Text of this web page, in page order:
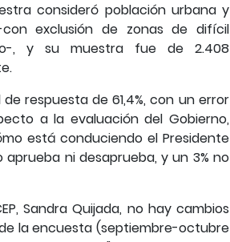
consideró población urbana y
exclusión de zonas de difícil
, y su muestra fue de 2.408
respuesta de 61,4%, con un error
a la evaluación del Gobierno,
está conduciendo el Presidente
aprueba ni desaprueba, y un 3% no
Sandra Quijada, no hay cambios
la encuesta (septiembre-octubre